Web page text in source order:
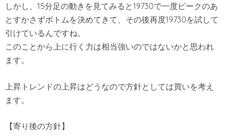
しかし、15分足の動きを見てみると19730で一度ピークのあ
とすかさずボトムを決めてきて、その後再度19730を試して
引けているんですね。
このことから上に行く力は相当強いのではないかと思われ
ます。
上昇トレンドの上昇はどうなので方針としては買いを考え
ます。
【寄り後の方針】